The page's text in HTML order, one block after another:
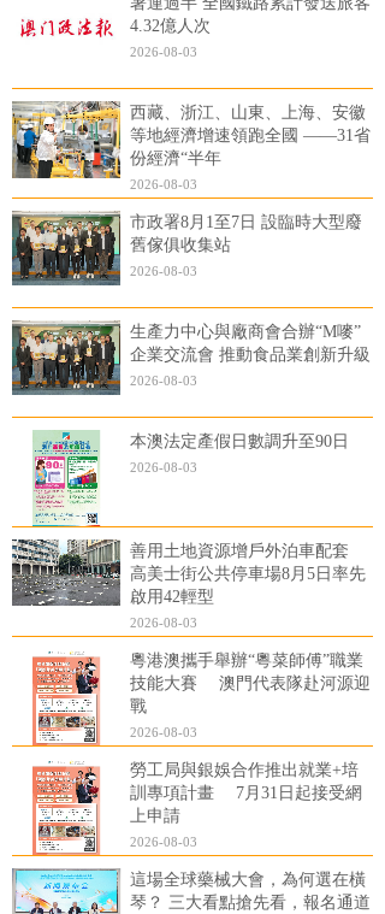
4.32億人次
2026-08-03
西藏、浙江、山東、上海、安徽
等地經濟增速領跑全國 ——31省
份經濟“半年
2026-08-03
市政署8月1至7日 設臨時大型廢
舊傢俱收集站
2026-08-03
生產力中心與廠商會合辦“M嘜”
企業交流會 推動食品業創新升級
2026-08-03
本澳法定產假日數調升至90日
2026-08-03
善用土地資源增戶外泊車配套
高美士街公共停車場8月5日率先
啟用42輕型
2026-08-03
粵港澳攜手舉辦“粵菜師傅”職業
技能大賽 澳門代表隊赴河源迎
戰
2026-08-03
勞工局與銀娛合作推出就業+培
訓專項計畫 7月31日起接受網
上申請
2026-08-03
這場全球藥械大會，為何選在橫
琴？ 三大看點搶先看，報名通道